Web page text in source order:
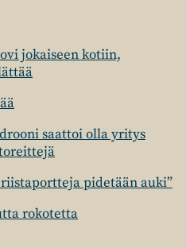
jokaiseen kotiin,
saattoi olla yritys
pidetään auki”
rokotetta